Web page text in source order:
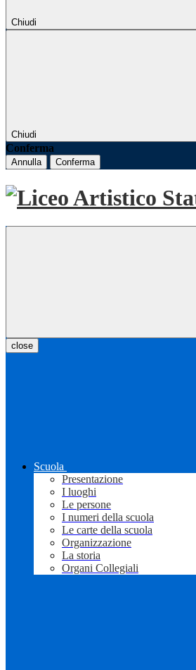
Chiudi
Chiudi
Conferma
Annulla Conferma
close
Scuola
Presentazione
I luoghi
Le persone
I numeri della scuola
Le carte della scuola
Organizzazione
La storia
Organi Collegiali